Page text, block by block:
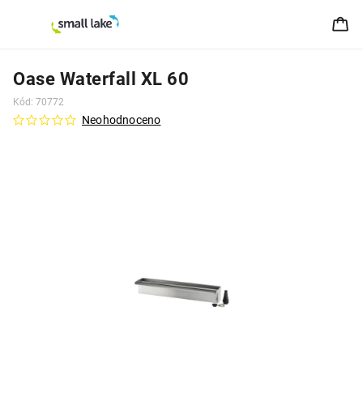
Oase Waterfall XL 60
Kód: 70772
Neohodnoceno